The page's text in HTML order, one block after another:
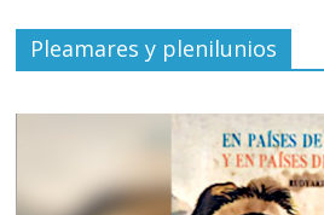
Pleamares y plenilunios